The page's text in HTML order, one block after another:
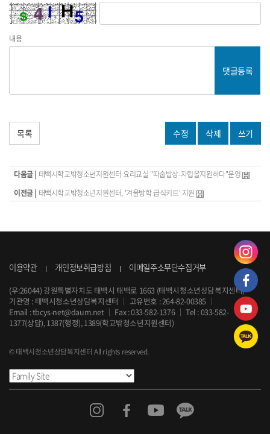
내용
댓글등록
목록 수정 삭제 쓰기
다음글 | 태백시학교밖청소년지원센터 요리교실 "따숩밥상-자립을지원하다"운영
이전글 | 태백시학교밖청소년지원센터, '겨울방학 급식키트' 지원
이용약관 개인정보취급방침
이메일주소무단수집거부
(우:26044) 강원특별자치도 태백시 태백로 1663 (태백시청소년상담복지센터)
기관명 : 태백시청소년상담복지센터 ｜ 고유번호 : 264-82-00385 ｜
Email :tbcys-net@daum.net ｜ Fax : 033-582-1376｜Tel :033-582-
1377(상담), 1387(행정), 1389(학교밖청소년지원센터)
© 태백시청소년상담복지센터 All rights reserved.